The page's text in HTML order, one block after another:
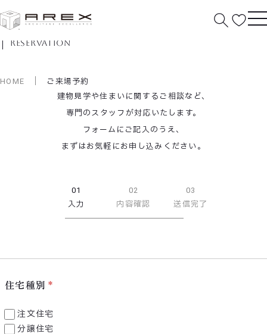
ご来場予約
reservation
HOME
ご来場予約
建物見学や住まいに関するご相談など、
専門のスタッフが対応いたします。
フォームにご記入のうえ、
まずはお気軽にお申し込みください。
01
入力
02
内容確認
03
送信完了
住宅種別
注文住宅
分譲住宅